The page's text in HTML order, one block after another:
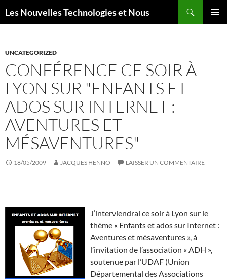
auLes Nouvelles Technologies et Nous
UNCATEGORIZED
CONFÉRENCE CE SOIR À
LYON SUR "ENFANTS ET
ADOS SUR INTERNET :
AVENTURES ET
MÉSAVENTURES"
18/05/2009 JACQUES HENNO LAISSER UN COMMENTAIRE
J’interviendrai ce soir à Lyon sur le
thème « Enfants et ados sur Internet :
Aventures et mésaventures », à
l’invitation de l’association « ADH »,
soutenue par l’UDAF (Union
Départemental des Associations